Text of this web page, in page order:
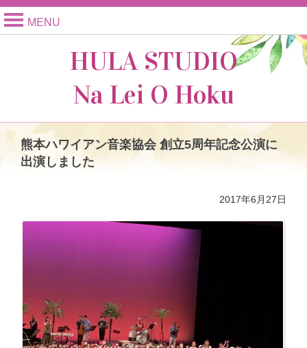
MENU
HULA STUDIO
Na Lei O Hoku
熊本ハワイアン音楽協会 創立5周年記念公演に
出演しました
2017年6月27日